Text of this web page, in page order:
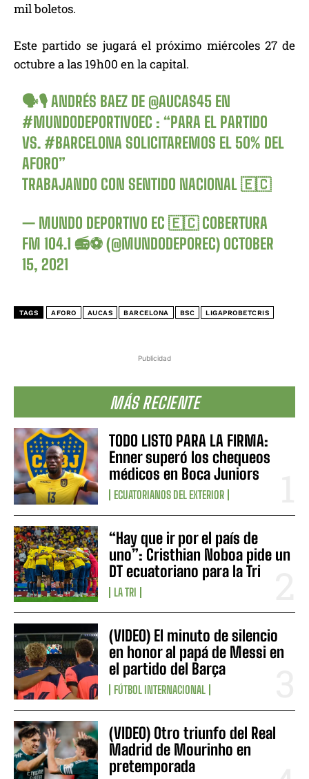
Publicidad
MÁS RECIENTE
TODO LISTO PARA LA FIRMA:
Enner superó los chequeos
médicos en Boca Juniors
ECUATORIANOS DEL EXTERIOR
“Hay que ir por el país de
uno”: Cristhian Noboa pide un
DT ecuatoriano para la Tri
LA TRI
(VIDEO) El minuto de silencio
en honor al papá de Messi en
el partido del Barça
FÚTBOL INTERNACIONAL
(VIDEO) Otro triunfo del Real
Madrid de Mourinho en
pretemporada
mil boletos.
Este partido se jugará el próximo miércoles 27 de
octubre a las 19h00 en la capital.
🗣️🎙 ANDRÉS BAEZ DE @AUCAS45 EN
#MUNDODEPORTIVOEC : “PARA EL PARTIDO
VS.#BARCELONA SOLICITAREMOS EL 50% DEL
AFORO”
TRABAJANDO CON SENTIDO NACIONAL 🇪🇨
— MUNDO DEPORTIVO EC 🇪🇨 COBERTURA
FM 104.1 📻⚽ (@MUNDODEPOREC) OCTOBER
15, 2021
TAGS AFORO AUCAS BARCELONA BSC LIGAPROBETCRIS